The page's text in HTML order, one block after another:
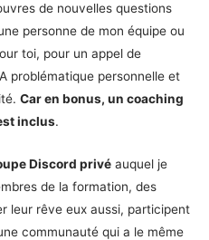
de nouvelles questions
personne de mon équipe ou
toi, pour un appel de
problématique personnelle et
Car en bonus, un coaching
inclus.
Discord privé auquel je
de la formation, des
leur rêve eux aussi, participent
communauté qui a le même